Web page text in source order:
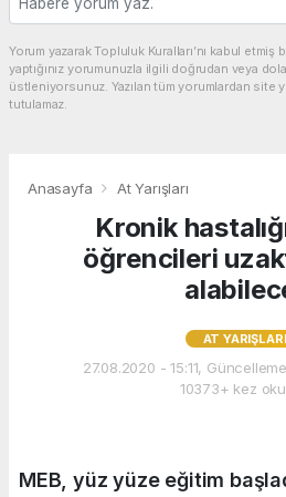
Yorum yazarak Topluluk Kuralları’nı kabul
yaptığınız yorumunuzla ilgili doğrudan veya
üstleniyorsunuz. Yazılan tüm yorumlardan site
tutulamaz.
Anasayfa At Yarışları
Kronik
öğrencileri
AT YARIŞLARI
27.08.2020 - 15:11,
10373+ kez
MEB, yüz yüze eğitim